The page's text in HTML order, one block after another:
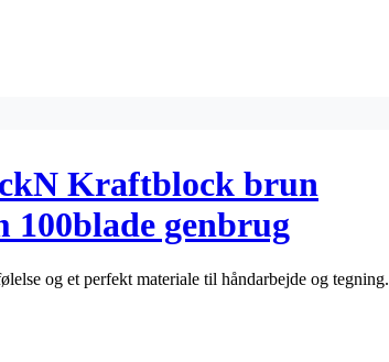
Kraftblock brun
100blade genbrug
og et perfekt materiale til håndarbejde og tegning.